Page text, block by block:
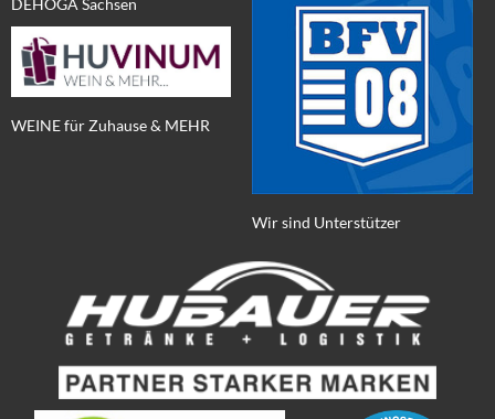
DEHOGA Sachsen
WEINE für Zuhause & MEHR
Wir sind Unterstützer